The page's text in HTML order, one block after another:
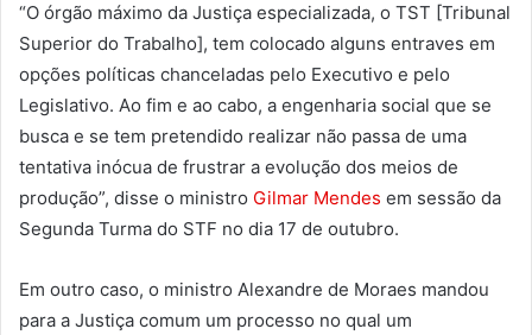
“O órgão máximo da Justiça especializada, o TST [Tribunal
Superior do Trabalho], tem colocado alguns entraves em
opções políticas chanceladas pelo Executivo e pelo
Legislativo. Ao fim e ao cabo, a engenharia social que se
busca e se tem pretendido realizar não passa de uma
tentativa inócua de frustrar a evolução dos meios de
produção”, disse o ministro Gilmar Mendes em sessão da
Segunda Turma do STF no dia 17 de outubro.
Em outro caso, o ministro Alexandre de Moraes mandou
para a Justiça comum um processo no qual um